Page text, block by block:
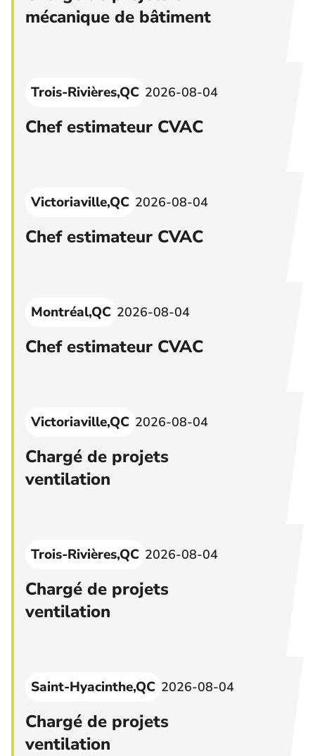
mécanique de bâtiment
Chef estimateur CVAC
Trois-Rivières,QC 2026-08-04
Chef estimateur CVAC
Victoriaville,QC 2026-08-04
Chef estimateur CVAC
Montréal,QC 2026-08-04
Chargé de projets
ventilation
Victoriaville,QC 2026-08-04
Chargé de projets
ventilation
Trois-Rivières,QC 2026-08-04
Chargé de projets
ventilation
Saint-Hyacinthe,QC 2026-08-04